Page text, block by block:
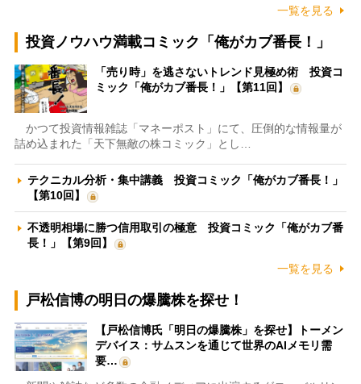
一覧を見る
投資ノウハウ満載コミック「俺がカブ番長！」
「売り時」を逃さないトレンド見極め術 投資コ
ミック「俺がカブ番長！」【第11回】
かつて投資情報雑誌「マネーポスト」にて、圧倒的な情報量が
詰め込まれた「天下無敵の株コミック」とし…
テクニカル分析・集中講義 投資コミック「俺がカブ番長！」
【第10回】
不透明相場に勝つ信用取引の極意 投資コミック「俺がカブ番
長！」【第9回】
一覧を見る
戸松信博の明日の爆騰株を探せ！
【戸松信博氏「明日の爆騰株」を探せ】トーメン
デバイス：サムスンを通じて世界のAIメモリ需
要…